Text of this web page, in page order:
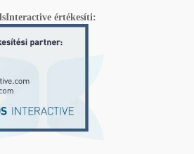
értékesíti: